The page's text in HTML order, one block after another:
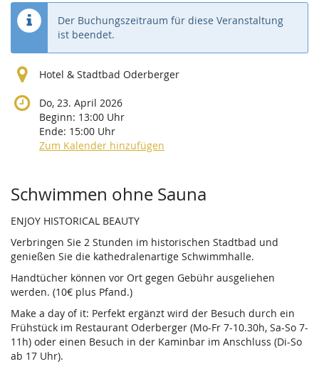
Der Buchungszeitraum für diese Veranstaltung
ist beendet.
Hotel & Stadtbad Oderberger
Do, 23. April 2026
Beginn: 13:00 Uhr
Ende: 15:00 Uhr
Zum Kalender hinzufügen
Produkte
Schwimmen ohne Sauna
ENJOY HISTORICAL BEAUTY
Verbringen Sie 2 Stunden im historischen Stadtbad und
genießen Sie die kathedralenartige Schwimmhalle.
Handtücher können vor Ort gegen Gebühr ausgeliehen
werden. (10€ plus Pfand.)
Make a day of it: Perfekt ergänzt wird der Besuch durch ein
Frühstück im Restaurant Oderberger (Mo-Fr 7-10.30h, Sa-So 7-
11h) oder einen Besuch in der Kaminbar im Anschluss (Di-So
ab 17 Uhr).